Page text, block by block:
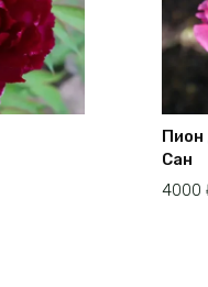
Сан
4000